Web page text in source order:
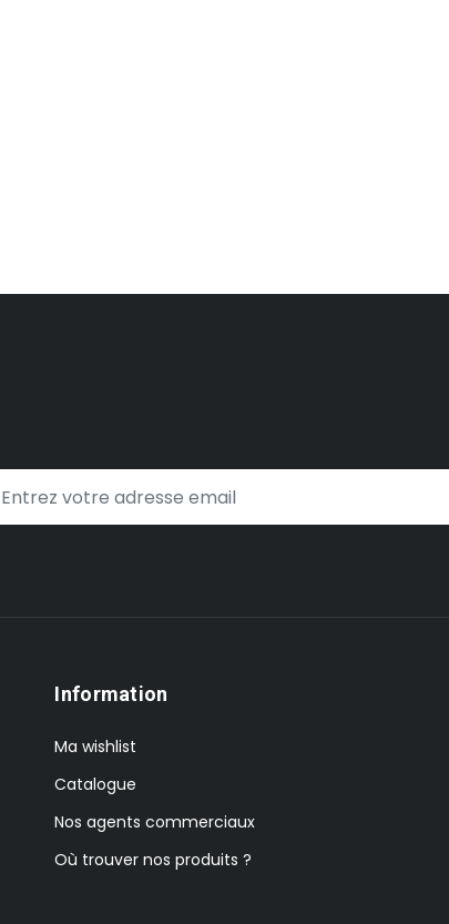
Information
Ma wishlist
Catalogue
Nos agents commerciaux
Où trouver nos produits ?